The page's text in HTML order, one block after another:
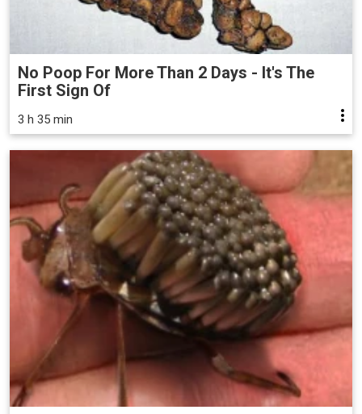
No Poop For More Than 2 Days - It's The
First Sign Of
3 h 35 min